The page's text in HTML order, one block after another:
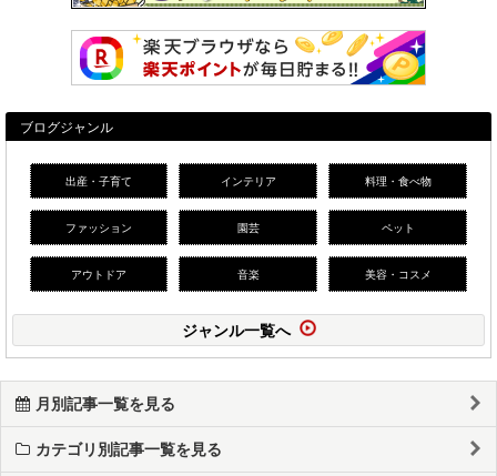
ブログジャンル
出産・子育て インテリア 料理・食べ物
ファッション 園芸 ペット
アウトドア 音楽 美容・コスメ
ジャンル一覧へ
月別記事一覧を見る
カテゴリ別記事一覧を見る